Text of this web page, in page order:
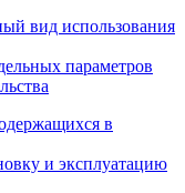
вид использования
параметров
в
и эксплуатацию